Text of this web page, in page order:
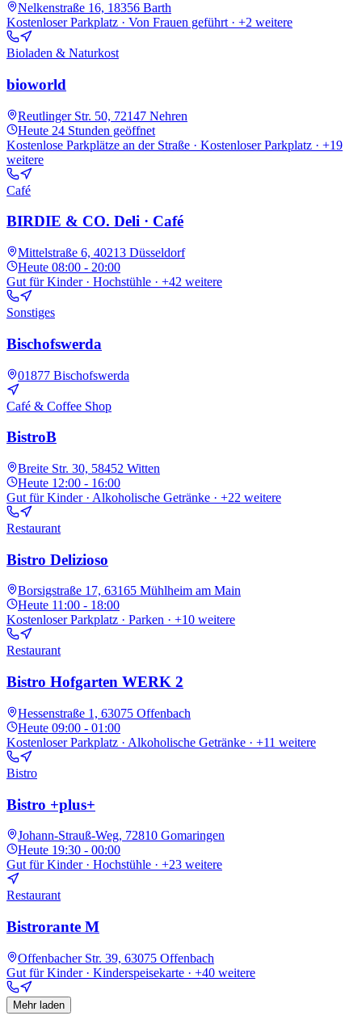
Nelkenstraße 16, 18356 Barth
Kostenloser Parkplatz · Von Frauen geführt · +2 weitere
Bioladen & Naturkost
bioworld
Reutlinger Str. 50, 72147 Nehren
Heute 24 Stunden geöffnet
Kostenlose Parkplätze an der Straße · Kostenloser Parkplatz · +19
weitere
Café
BIRDIE & CO. Deli · Café
Mittelstraße 6, 40213 Düsseldorf
Heute 08:00 - 20:00
Gut für Kinder · Hochstühle · +42 weitere
Sonstiges
Bischofswerda
01877 Bischofswerda
Café & Coffee Shop
BistroB
Breite Str. 30, 58452 Witten
Heute 12:00 - 16:00
Gut für Kinder · Alkoholische Getränke · +22 weitere
Restaurant
Bistro Delizioso
Borsigstraße 17, 63165 Mühlheim am Main
Heute 11:00 - 18:00
Kostenloser Parkplatz · Parken · +10 weitere
Restaurant
Bistro Hofgarten WERK 2
Hessenstraße 1, 63075 Offenbach
Heute 09:00 - 01:00
Kostenloser Parkplatz · Alkoholische Getränke · +11 weitere
Bistro
Bistro +plus+
Johann-Strauß-Weg, 72810 Gomaringen
Heute 19:30 - 00:00
Gut für Kinder · Hochstühle · +23 weitere
Restaurant
Bistrorante M
Offenbacher Str. 39, 63075 Offenbach
Gut für Kinder · Kinderspeisekarte · +40 weitere
Mehr laden